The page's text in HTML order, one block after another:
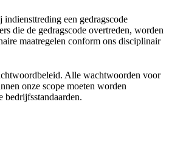
een gedragscode
die de gedragscode overtreden, worden
maatregelen conform ons disciplinair
Alle wachtwoorden voor
onze scope moeten worden
bedrijfsstandaarden.